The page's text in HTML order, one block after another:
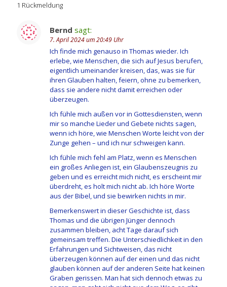
1 Rückmeldung
Bernd sagt:
7. April 2024 um 20:49 Uhr
Ich finde mich genauso in Thomas wieder. Ich
erlebe, wie Menschen, die sich auf Jesus berufen,
eigentlich umeinander kreisen, das, was sie für
ihren Glauben halten, feiern, ohne zu bemerken,
dass sie andere nicht damit erreichen oder
überzeugen.
Ich fühle mich außen vor in Gottesdiensten, wenn
mir so manche Lieder und Gebete nichts sagen,
wenn ich höre, wie Menschen Worte leicht von der
Zunge gehen – und ich nur schweigen kann.
Ich fühle mich fehl am Platz, wenn es Menschen
ein großes Anliegen ist, ein Glaubenszeugnis zu
geben und es erreicht mich nicht, es erscheint mir
überdreht, es holt mich nicht ab. Ich höre Worte
aus der Bibel, und sie bewirken nichts in mir.
Bemerkenswert in dieser Geschichte ist, dass
Thomas und die übrigen Jünger dennoch
zusammen bleiben, acht Tage darauf sich
gemeinsam treffen. Die Unterschiedlichkeit in den
Erfahrungen und Sichtweisen, das nicht
überzeugen können auf der einen und das nicht
glauben können auf der anderen Seite hat keinen
Graben gerissen. Man hat sich dennoch etwas zu